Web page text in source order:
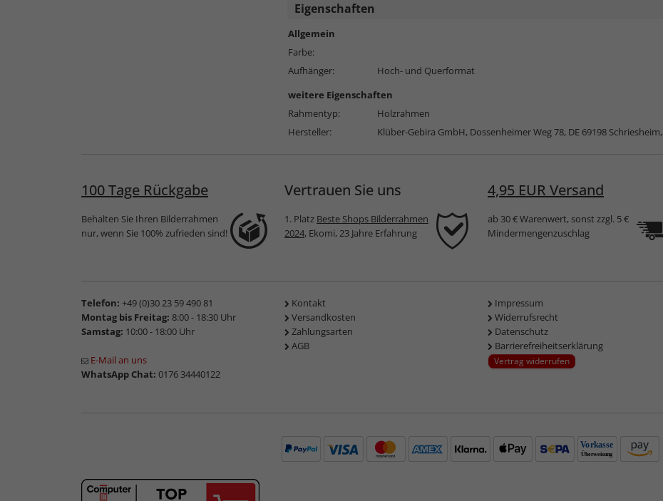
Eigenschaften
Allgemein
Farbe:
Aufhänger:
Hoch- und Querformat
weitere Eigenschaften
Rahmentyp:
Holzrahmen
Hersteller:
Klüber-Gebira GmbH, Dossenheimer Weg 78, DE 69198 Schriesheim,
100 Tage Rückgabe
Behalten Sie Ihren Bilderrahmen
nur, wenn Sie 100% zufrieden sind!
Vertrauen Sie uns
1. Platz Beste Shops Bilderrahmen
2024, Ekomi, 23 Jahre Erfahrung
4,95 EUR Versand
ab 30 € Warenwert, sonst zzgl. 5 €
Mindermengenzuschlag
Telefon: +49 (0)30 23 59 490 81
Montag bis Freitag: 8:00 - 18:30 Uhr
Samstag: 10:00 - 18:00 Uhr
E-Mail an uns
WhatsApp Chat: 0176 34440122
Kontakt
Versandkosten
Zahlungsarten
AGB
Impressum
Widerrufsrecht
Datenschutz
Barrierefreiheitserklärung
Vertrag widerrufen